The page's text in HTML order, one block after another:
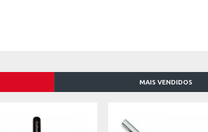
MAIS VENDIDOS